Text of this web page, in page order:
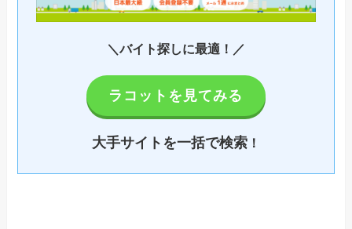
＼バイト探しに最適！／
ラコットを見てみる
大手サイトを一括で検索 ！